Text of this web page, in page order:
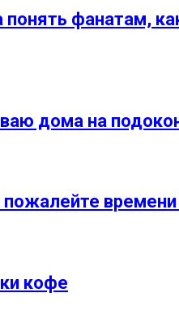
фанатам,
дома на
времени
кофе